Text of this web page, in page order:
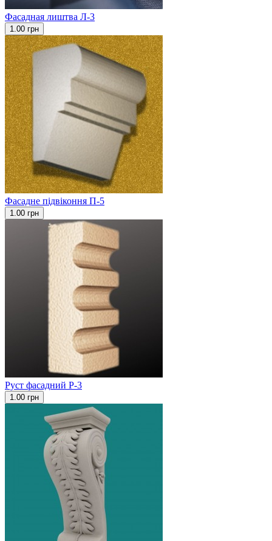
Фасадная лиштва Л-3
1.00 грн
Фасадне підвіконня П-5
1.00 грн
Руст фасадний Р-3
1.00 грн